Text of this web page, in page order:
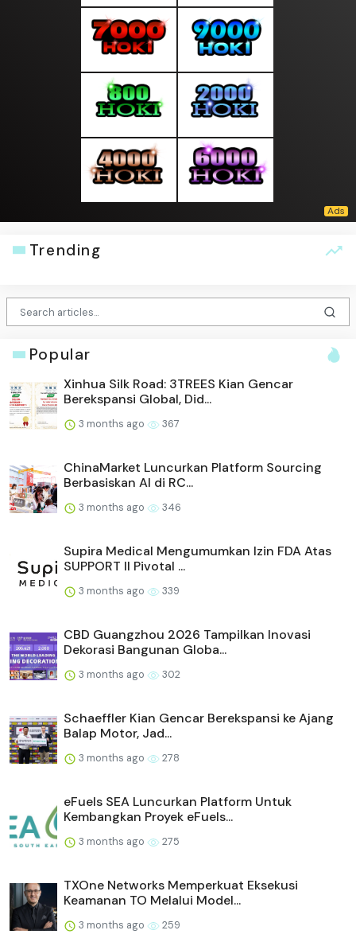
Trending
Popular
Xinhua Silk Road: 3TREES Kian Gencar
Berekspansi Global, Did...
3 months ago 367
ChinaMarket Luncurkan Platform Sourcing
Berbasiskan AI di RC...
3 months ago 346
Supira Medical Mengumumkan Izin FDA Atas
SUPPORT II Pivotal ...
3 months ago 339
CBD Guangzhou 2026 Tampilkan Inovasi
Dekorasi Bangunan Globa...
3 months ago 302
Schaeffler Kian Gencar Berekspansi ke Ajang
Balap Motor, Jad...
3 months ago 278
eFuels SEA Luncurkan Platform Untuk
Kembangkan Proyek eFuels...
3 months ago 275
TXOne Networks Memperkuat Eksekusi
Keamanan TO Melalui Model...
3 months ago 259